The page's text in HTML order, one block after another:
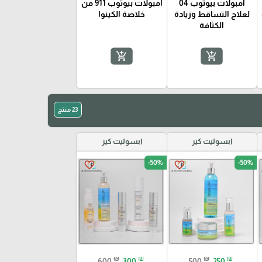
امبولات بيوتوب 04
لعلاج التساقط وزيادة
الكثافة
add_shopping_cart
امبولات بيوتوب 911 من
خلاصة الكينوا
add_shopping_cart
23 منتج
ابسوليت كير
favorite_border -50%
₪ ₪
ابسوليت كير
favorite_border -50%
₪ ₪